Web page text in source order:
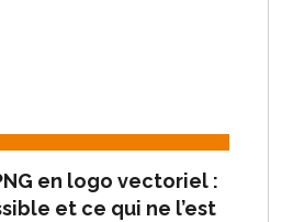
en logo vectoriel :
et ce qui ne l’est